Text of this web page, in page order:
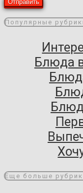
Популярные
Блюда
Еще больше рубрик